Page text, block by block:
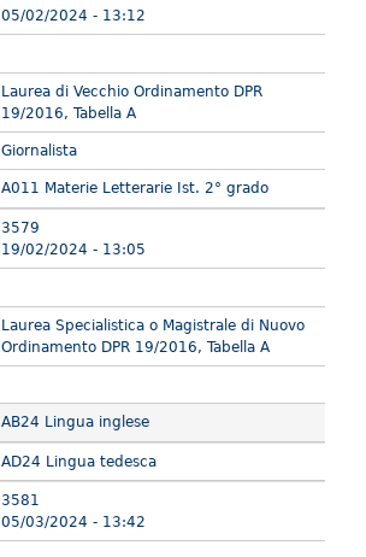
05/02/2024 - 13:12
Laurea di Vecchio Ordinamento DPR
19/2016, Tabella A
Giornalista
A011 Materie Letterarie Ist. 2° grado
3579
19/02/2024 - 13:05
Laurea Specialistica o Magistrale di Nuovo
Ordinamento DPR 19/2016, Tabella A
AB24 Lingua inglese
AD24 Lingua tedesca
3581
05/03/2024 - 13:42